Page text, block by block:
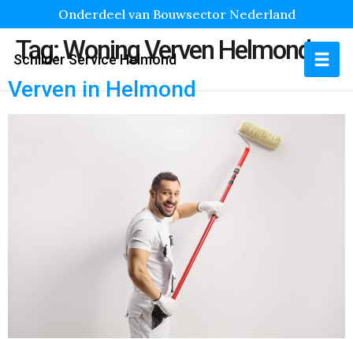
Onderdeel van Bouwsector Nederland
Schilder Service Helmond
Tag:Woning Verven Helmond
Verven in Helmond